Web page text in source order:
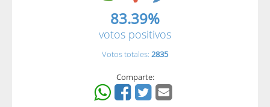
83.39%
votos positivos
Votos totales: 2835
Comparte: